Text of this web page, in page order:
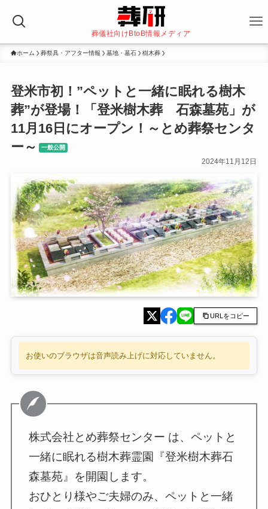
葬儀社向けBtoB情報メディア
ホーム 葬祭具・アフター情報 墓地・墓石 樹木葬
登米市初！”ペットと一緒に眠れる樹木
葬”が登場！「登米樹木葬 石森墓苑」が
11月16日にオープン！～とめ葬祭センタ
ー～
一般公開
2024年11月12日
URLをコピー
お使いのブラウザは音声読み上げに対応していません。
株式会社とめ葬祭センター は、ペットと
一緒に眠れる樹木葬霊園『登米樹木葬石
森墓苑』を開園します。
おひとり様やご夫婦のみ、ペットと一緒